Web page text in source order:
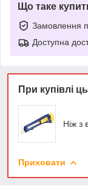
Що таке
Замовлення
Доступна
При купівлі
Ніж з
Приховати